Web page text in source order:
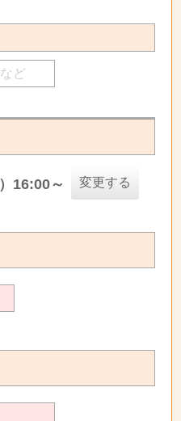
16:00～ 変更する